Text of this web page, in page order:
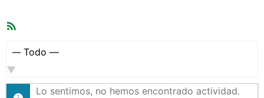
Mostrar:
Lo sentimos, no hemos encontrado actividad.